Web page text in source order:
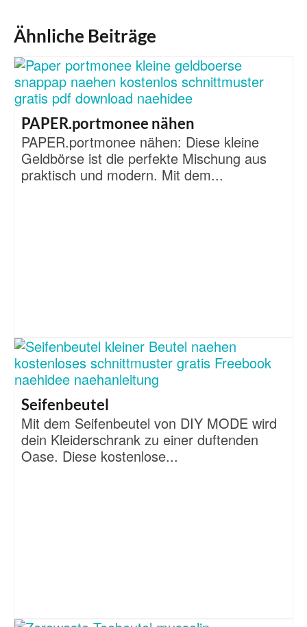
Ähnliche Beiträge
PAPER.portmonee nähen
PAPER.portmonee nähen: Diese kleine
Geldbörse ist die perfekte Mischung aus
praktisch und modern. Mit dem...
Seifenbeutel
Mit dem Seifenbeutel von DIY MODE wird
dein Kleiderschrank zu einer duftenden
Oase. Diese kostenlose...